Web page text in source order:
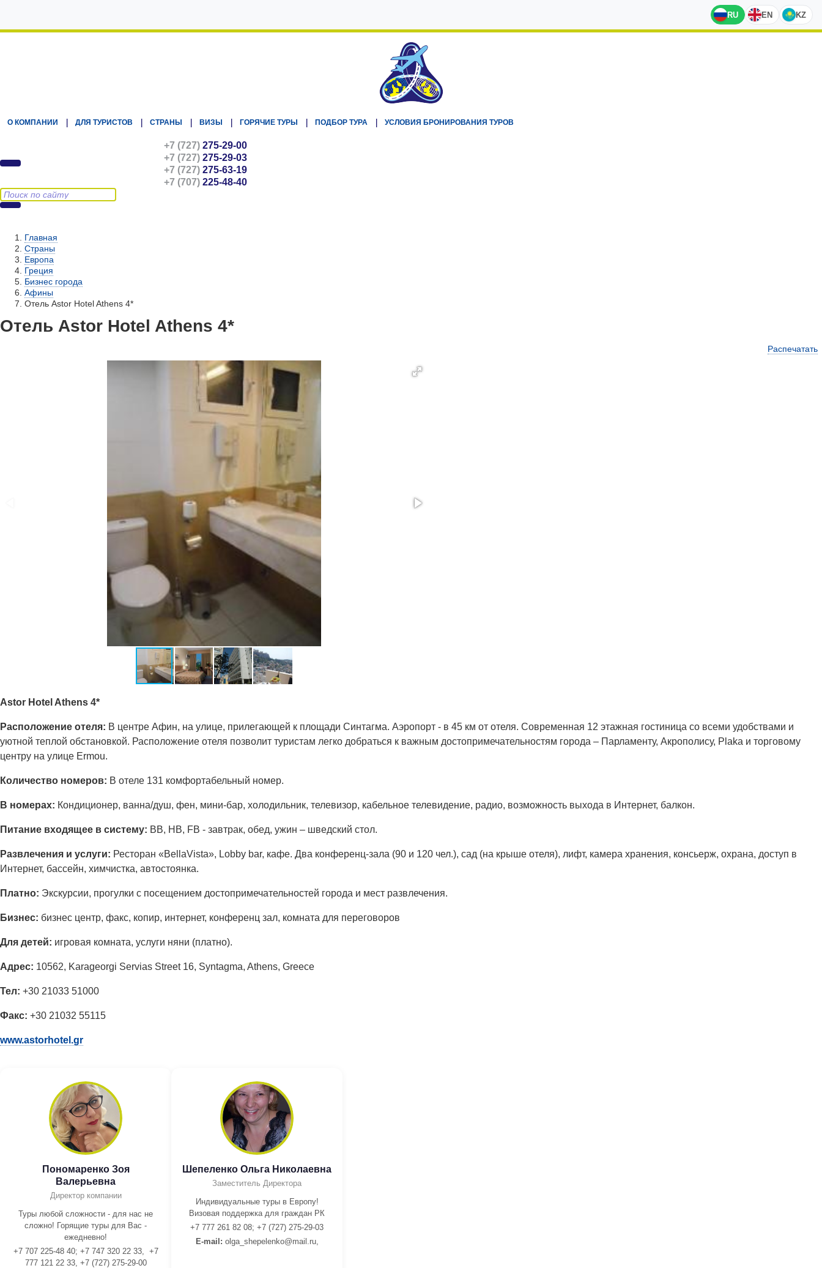
RU EN KZ
О КОМПАНИИ ДЛЯ ТУРИСТОВ СТРАНЫ ВИЗЫ ГОРЯЧИЕ ТУРЫ ПОДБОР ТУРА УСЛОВИЯ БРОНИРОВАНИЯ ТУРОВ
+7 (727) 275-29-00
+7 (727) 275-29-03
+7 (727) 275-63-19
+7 (707) 225-48-40
Главная
Страны
Европа
Греция
Бизнес города
Афины
Отель Astor Hotel Athens 4*
Отель Astor Hotel Athens 4*
Распечатать
Astor Hotel Athens 4*
Расположение отеля: В центре Афин, на улице, прилегающей к площади Синтагма. Аэропорт - в 45 км от отеля. Современная 12 этажная гостиница со всеми удобствами и
уютной теплой обстановкой. Расположение отеля позволит туристам легко добраться к важным достопримечательностям города – Парламенту, Акрополису, Plaka и торговому
центру на улице Ermou.
Количество номеров: В отеле 131 комфортабельный номер.
В номерах: Кондиционер, ванна/душ, фен, мини-бар, холодильник, телевизор, кабельное телевидение, радио, возможность выхода в Интернет, балкон.
Питание входящее в систему: BB, HB, FB - завтрак, обед, ужин – шведский стол.
Развлечения и услуги: Ресторан «BellaVista», Lobby bar, кафе. Два конференц-зала (90 и 120 чел.), сад (на крыше отеля), лифт, камера хранения, консьерж, охрана, доступ в
Интернет, бассейн, химчистка, автостоянка.
Платно: Экскурсии, прогулки с посещением достопримечательностей города и мест развлечения.
Бизнес: бизнес центр, факс, копир, интернет, конференц зал, комната для переговоров
Для детей: игровая комната, услуги няни (платно).
Адрес: 10562, Karageorgi Servias Street 16, Syntagma, Athens, Greece
Тел: +30 21033 51000
Факс: +30 21032 55115
www.astorhotel.gr
Пономаренко Зоя
Валерьевна
Директор компании
Туры любой сложности - для нас не
сложно! Горящие туры для Вас -
ежедневно!
+7 707 225-48 40; +7 747 320 22 33, +7
777 121 22 33, +7 (727) 275-29-00
Шепеленко Ольга Николаевна
Заместитель Директора
Индивидуальные туры в Европу!
Визовая поддержка для граждан РК
+7 777 261 82 08; +7 (727) 275-29-03
E-mail: olga_shepelenko@mail.ru,